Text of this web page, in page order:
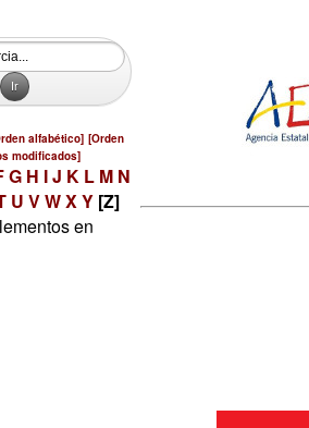
alfabético] [Orden
modificados]
G H IJ K L M N
U VWXY [Z]
en